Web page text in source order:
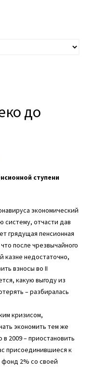
до
ступени
экономический
систему, отчасти дав
грядущая пенсионная
после чрезвычайного
казне недостаточно,
взносы во II
какую выгоду из
– разбиралась
кризисом,
экономить тем же
2009 – приостановить
присоединившиеся к
фонд 2% со своей